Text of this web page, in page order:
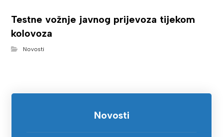
Testne vožnje javnog prijevoza tijekom
kolovoza
Novosti
Novosti